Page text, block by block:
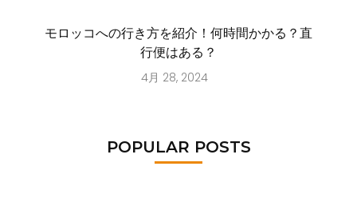
モロッコへの行き方を紹介！何時間かかる？直
行便はある？
4月 28, 2024
POPULAR POSTS